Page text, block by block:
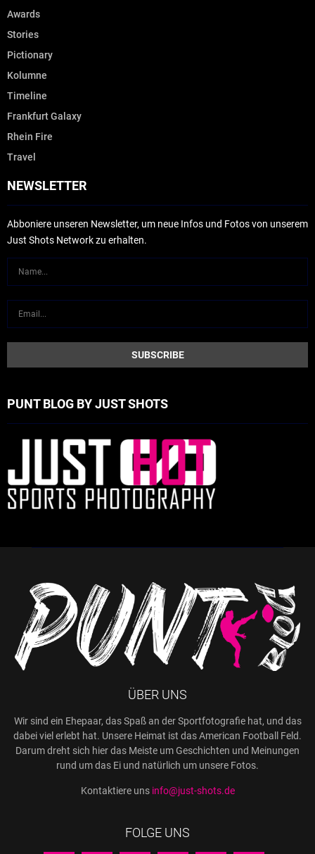
Awards
Stories
Pictionary
Kolumne
Timeline
Frankfurt Galaxy
Rhein Fire
Travel
NEWSLETTER
Abboniere unseren Newsletter, um neue Infos und Fotos von unserem
Just Shots Network zu erhalten.
PUNT BLOG BY JUST SHOTS
ÜBER UNS
Wir sind ein Ehepaar, das Spaß an der Sportfotografie hat, und das
dabei viel erlebt hat. Unsere Heimat ist das American Football Feld.
Darum dreht sich hier das Meiste um Geschichten und Meinungen
rund um das Ei und natürlich um unsere Fotos.
Kontaktiere uns info@just-shots.de
FOLGE UNS